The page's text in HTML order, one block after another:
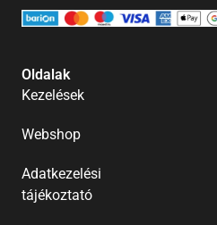
Oldalak
Kezelések
Webshop
Adatkezelési
tájékoztató